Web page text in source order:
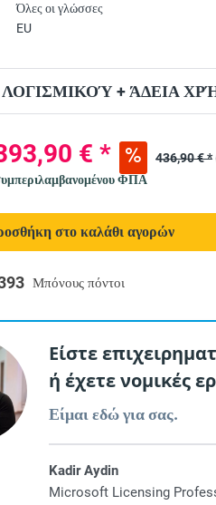
Όλες οι γλώσσες
EU
Μπόνους πόντοι
+ ΆΔΕΙΑ
€ * 436,90 € *
ΦΠΑ
στο καλάθι αγορών
Είστε
ή έχετε νομικές
Είμαι εδώ για σας.
Kadir Aydin
Microsoft Licensing